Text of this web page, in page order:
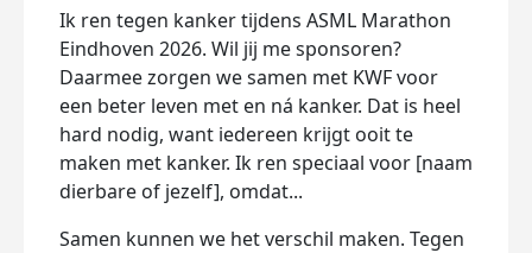
Ik ren tegen kanker tijdens ASML Marathon
Eindhoven 2026. Wil jij me sponsoren?
Daarmee zorgen we samen met KWF voor
een beter leven met en ná kanker. Dat is heel
hard nodig, want iedereen krijgt ooit te
maken met kanker. Ik ren speciaal voor [naam
dierbare of jezelf], omdat...
Samen kunnen we het verschil maken. Tegen